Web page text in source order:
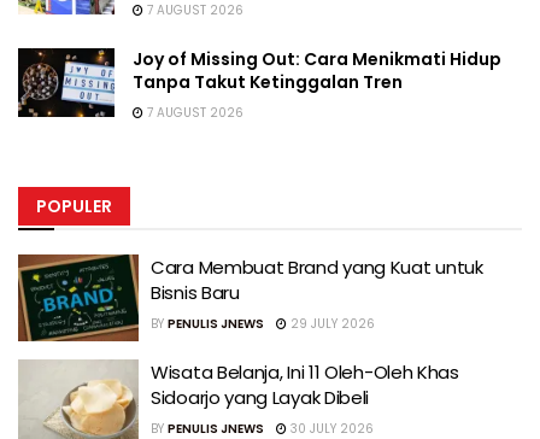
7 AUGUST 2026
Joy of Missing Out: Cara Menikmati Hidup
Tanpa Takut Ketinggalan Tren
7 AUGUST 2026
POPULER
Cara Membuat Brand yang Kuat untuk
Bisnis Baru
BY PENULIS JNEWS 29 JULY 2026
Wisata Belanja, Ini 11 Oleh-Oleh Khas
Sidoarjo yang Layak Dibeli
BY PENULIS JNEWS 30 JULY 2026